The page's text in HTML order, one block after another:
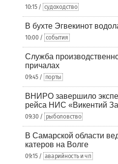
10:15 / судоходство
В бухте Эгвекинот
10:00 / события
Служба
причалах
09:45 / порты
ВНИРО завершило
рейса НИС «Викентий
09:30 / рыболовство
В Самарской области
катеров на Волге
09:15 / аварийность и чп